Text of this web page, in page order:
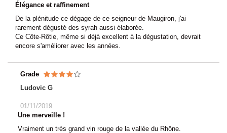
Élégance et raffinement
De la plénitude ce dégage de ce seigneur de Maugiron, j'ai
rarement dégusté des syrah aussi élaborée.
Ce Côte-Rôtie, même si déjà excellent à la dégustation, devrait
encore s'améliorer avec les années.
Grade
Ludovic G
01/11/2019
Une merveille !
Vraiment un très grand vin rouge de la vallée du Rhône.